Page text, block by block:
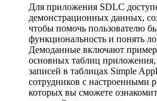
Для приложения SDLC
демонстрационных данных,
чтобы помочь пользователю
функциональность и понять
Демоданные включают
основных таблиц приложения,
записей в таблицах Simple
сотрудников с настроенными
которых вы сможете